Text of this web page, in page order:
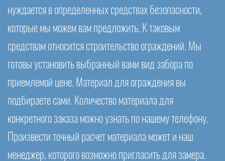
нуждается в определенных средствах безопасности,
которые мы можем вам предложить. К таковым
средствам относится строительство ограждений. Мы
готовы установить выбранный вами вид забора по
приемлемой цене. Материал для ограждения вы
подбираете сами. Количество материала для
конкретного заказа можно узнать по нашему телефону.
Произвести точный расчет материала может и наш
менеджер, которого возможно пригласить для замера.